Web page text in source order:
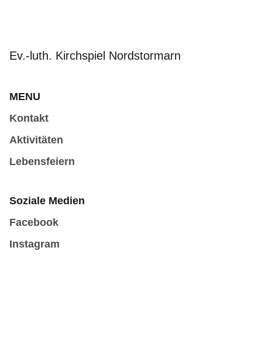
Ev.-luth. Kirchspiel Nordstormarn
MENU
Kontakt
Aktivitäten
Lebensfeiern
Soziale Medien
Facebook
Instagram